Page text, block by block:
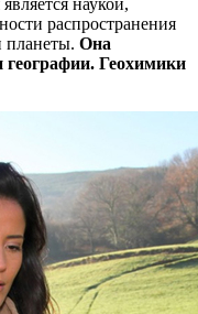
наукой,
распространения
планеты. Она
Геохимики